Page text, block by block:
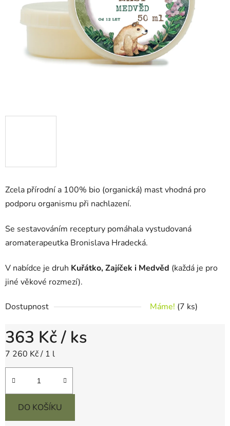
Zcela přírodní a 100% bio (organická) mast vhodná pro
podporu organismu při nachlazení.
Se sestavováním receptury pomáhala vystudovaná
aromaterapeutka Bronislava Hradecká.
V nabídce je druh Kuřátko, Zajíček i Medvěd (každá je pro
jiné věkové rozmezí).
Dostupnost Máme! (7 ks)
363 Kč/ ks
Měrná cena:
7 260 Kč / 1 l
DO KOŠÍKU